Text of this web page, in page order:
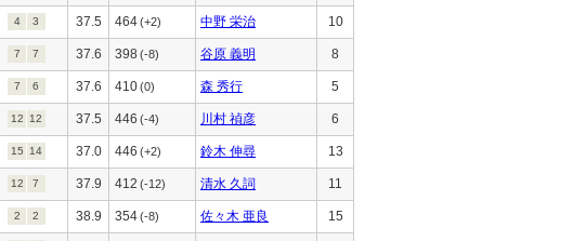
4 3 37.5 464(+2) 中野 栄治 10
7 7 37.6 398 (-8) 谷原 義明 8
7 6 37.6 410(0) 森 秀行 5
12 12 37.5 446 (-4) 川村 禎彦 6
15 14 37.0 446 (+2) 鈴木 伸尋 13
12 7 37.9 412 (-12) 清水 久詞 11
2 2 38.9 354(-8) 佐々木 亜良 15